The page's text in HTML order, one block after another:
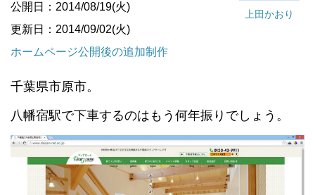
上田かおり
公開日：2014/08/19(火)
更新日：2014/09/02(火)
ホームページ公開後の追加制作
千葉県市原市。
八幡宿駅で下車するのはもう何年振りでしょう。